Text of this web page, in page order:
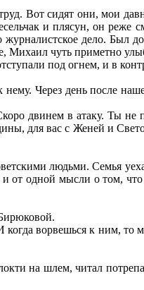
Вот сидят они, мои
и плясун, он реже
журналистское дело.
Михаил чуть приметно
под огнем, и в
Через день после
двинем в атаку. Ты не
для вас с Женей и
людьми. Семья
от одной мысли о том,
ворвешься к ним, то
на шлем, читал